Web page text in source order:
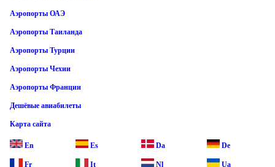
Аэропорты ОАЭ
Аэропорты Таиланда
Аэропорты Турции
Аэропорты Чехии
Аэропорты Франции
Дешёвые авиабилеты
Карта сайта
En Es Da De
Fr It Nl Ua